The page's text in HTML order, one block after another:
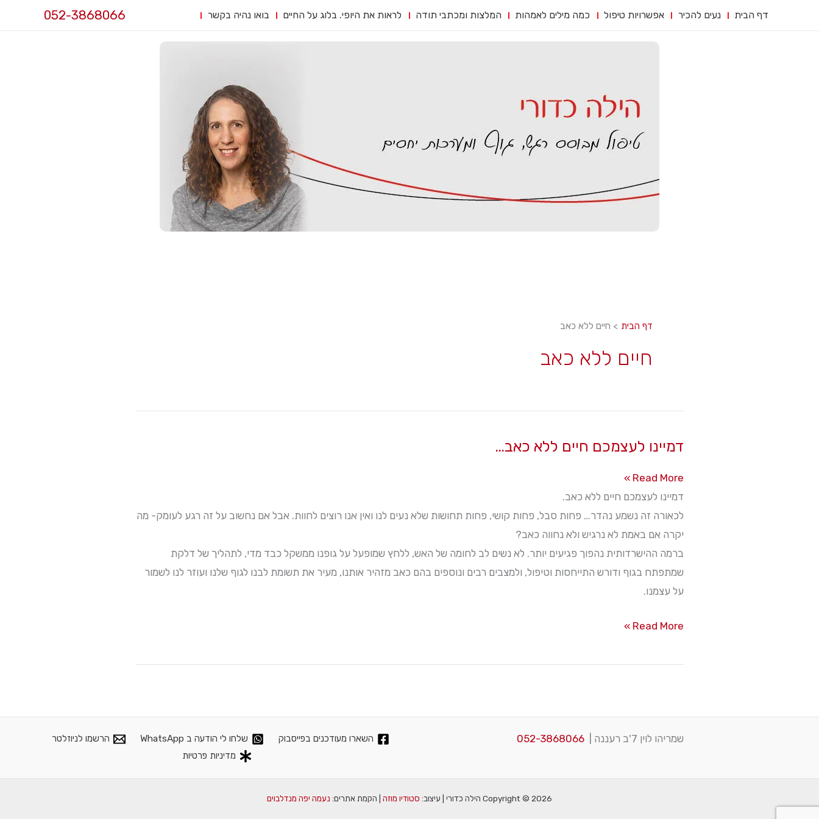
דף הבית נעים להכיר אפשרויות טיפול כמה מילים לאמהות המלצות ומכתבי תודה לראות את היופי. בלוג על החיים בואו נהיה בקשר 052-3868066
דף הבית חיים ללא כאב
חיים ללא כאב
דמיינו לעצמכם חיים ללא כאב…
דמיינו
לעצמכם
חיים
ללא
כאב…
Read More »
דמיינו לעצמכם חיים ללא כאב.
לכאורה זה נשמע נהדר… פחות סבל, פחות קושי, פחות תחושות שלא נעים לנו ואין אנו רוצים לחוות. אבל אם נחשוב על זה רגע לעומק- מה
יקרה אם באמת לא נרגיש ולא נחווה כאב?
ברמה ההישרדותית נהפוך פגיעים יותר. לא נשים לב לחומה של האש, ללחץ שמופעל על גופנו ממשקל כבד מדי, לתהליך של דלקת
שמתפתח בגוף ודורש התייחסות וטיפול, ולמצבים רבים ונוספים בהם כאב מזהיר אותנו, מעיר את תשומת לבנו לגוף שלנו ועוזר לנו לשמור
על עצמנו.
דמיינו
חיים
Read More »
שמריהו לוין 7'ב רעננה | 052-3868066 השארו מעודכנים בפייסבוק שלחו לי הודעה ב WhatsApp
הרשמו לניוזלטר
מדיניות פרטיות
Copyright © 2026 הילה כדורי | עיצוב: סטודיו מוזה | הקמת אתרים: נעמה יפה מנדלבוים